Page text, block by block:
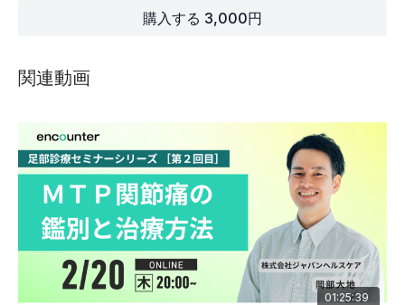
とが重要となります。しかし，手には多くの組織が存在し，複雑
であることから機能解剖に苦手意識を持ちやすいことと考えてい
できるのだろうか，覚えてもすぐ忘れてしまうなど悩んでいた時
に出会いました。
この言葉からヒントを得て，人はなぜ手を使うことができるの
か，その仕組みを大まかに理解した後は複雑で覚えることができ
なかった機能解剖や各評価の意味などがスッキリ整理された感覚
を覚えています。
今回は私自身がこれまでに実践してきた手の機能解剖の捉え方や
臨床でのハンドセラピィ評価・実践について幅広くお伝えしたい
購入する 3,000円
関連動画
01:25:39